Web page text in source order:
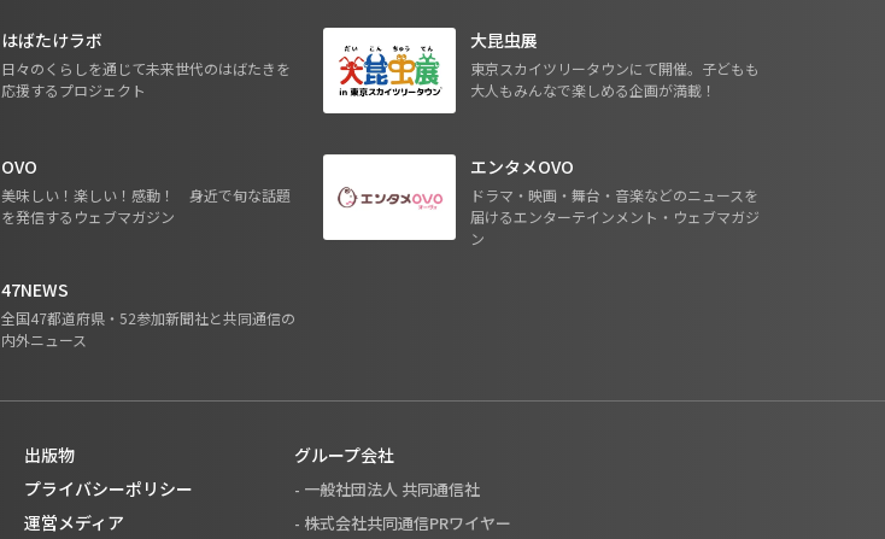
はばたけラボ
日々のくらしを通じて未来世代のはばたきを
応援するプロジェクト
大昆虫展
東京スカイツリータウンにて開催。子どもも
大人もみんなで楽しめる企画が満載！
OVO
美味しい！楽しい！感動！ 身近で旬な話題
を発信するウェブマガジン
エンタメOVO
ドラマ・映画・舞台・音楽などのニュースを
届けるエンターテインメント・ウェブマガジ
ン
47NEWS
全国47都道府県・52参加新聞社と共同通信の
内外ニュース
出版物
プライバシーポリシー
運営メディア
グループ会社
- 一般社団法人 共同通信社
- 株式会社共同通信PRワイヤー